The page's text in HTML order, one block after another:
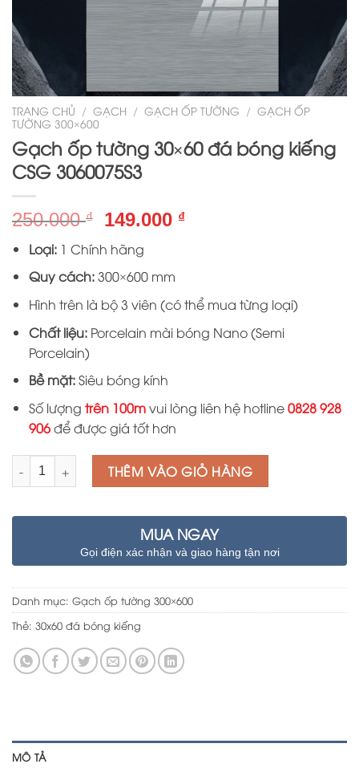
TRANG CHỦ / GẠCH / GẠCH ỐP TƯỜNG / GẠCH ỐP
TƯỜNG 300×600
Gạch ốp tường 30×60 đá bóng kiếng
CSG 3060075S3
250.000₫
Giá
là:
250.000 ₫.
149.000 ₫Giá
149.000 ₫.
Loại:1 Chính hãng
Quy cách:300×600 mm
Hình trên là bộ 3 viên (có thể mua từng loại)
Chất liệu:Porcelain mài bóng Nano (Semi
Porcelain)
Bề mặt:Siêu bóng kính
Số lượng trên 100mvui lòng liên hệ hotline0828 928
906để được giá tốt hơn
Số lượng THÊM VÀO GIỎ HÀNG
MUA NGAY
Gọi điện xác nhận và giao hàng tận nơi
Danh mục: Gạch ốp tường 300×600
Thẻ: 30x60 đá bóng kiếng
MÔ TẢ